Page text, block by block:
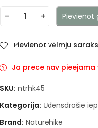
Pievienot
Pievienot vēlmju
Ja prece nav pieejama
SKU: ntrhk45
Kategorija: Ūdensdrošie
Brand: Naturehike